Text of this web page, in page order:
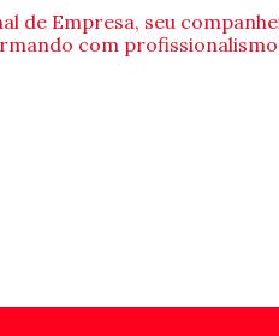
de Empresa, seu
com